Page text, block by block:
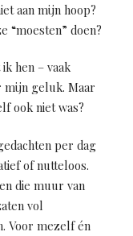
aan mijn hoop?
“moesten” doen?
hen – vaak
mijn geluk. Maar
ook niet was?
per dag
of nutteloos.
die muur van
vol
Voor mezelf én